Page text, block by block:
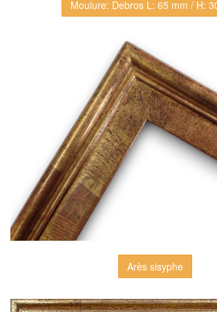
Moulure: Debros L: 65 mm / H:
Arès sisyphe